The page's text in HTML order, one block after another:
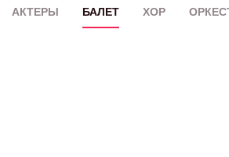
АКТЕРЫ БАЛЕТ ХОР